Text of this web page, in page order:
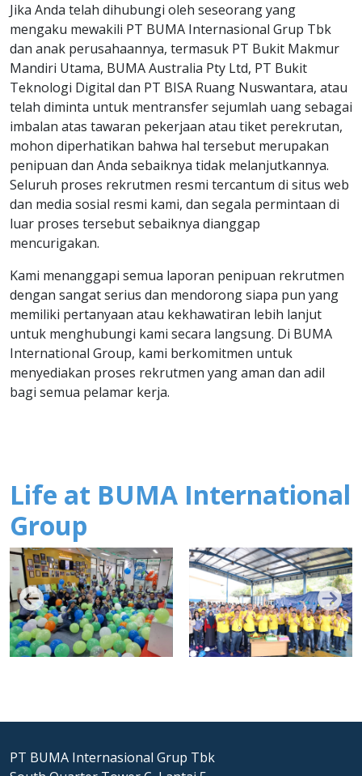
Jika Anda telah dihubungi oleh seseorang yang
mengaku mewakili PT BUMA Internasional Grup Tbk
dan anak perusahaannya, termasuk PT Bukit Makmur
Mandiri Utama, BUMA Australia Pty Ltd, PT Bukit
Teknologi Digital dan PT BISA Ruang Nuswantara, atau
telah diminta untuk mentransfer sejumlah uang sebagai
imbalan atas tawaran pekerjaan atau tiket perekrutan,
mohon diperhatikan bahwa hal tersebut merupakan
penipuan dan Anda sebaiknya tidak melanjutkannya.
Seluruh proses rekrutmen resmi tercantum di situs web
dan media sosial resmi kami, dan segala permintaan di
luar proses tersebut sebaiknya dianggap
mencurigakan.
Kami menanggapi semua laporan penipuan rekrutmen
dengan sangat serius dan mendorong siapa pun yang
memiliki pertanyaan atau kekhawatiran lebih lanjut
untuk menghubungi kami secara langsung. Di BUMA
International Group, kami berkomitmen untuk
menyediakan proses rekrutmen yang aman dan adil
bagi semua pelamar kerja.
Life at BUMA International
Group
PT BUMA Internasional Grup Tbk